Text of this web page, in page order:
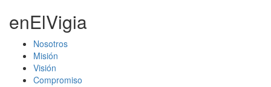
enElVigia
Nosotros
Misión
Visión
Compromiso